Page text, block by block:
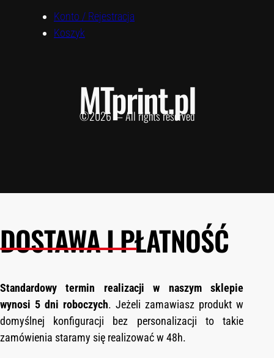
Konto / Rejestracja
Koszyk
MTprint.pl
©2026 — All rights reserved
DOSTAWA I PŁATNOŚĆ
Standardowy termin realizacji w naszym sklepie
wynosi 5 dni roboczych. Jeżeli zamawiasz produkt w
domyślnej konfiguracji bez personalizacji to takie
zamówienia staramy się realizować w 48h.